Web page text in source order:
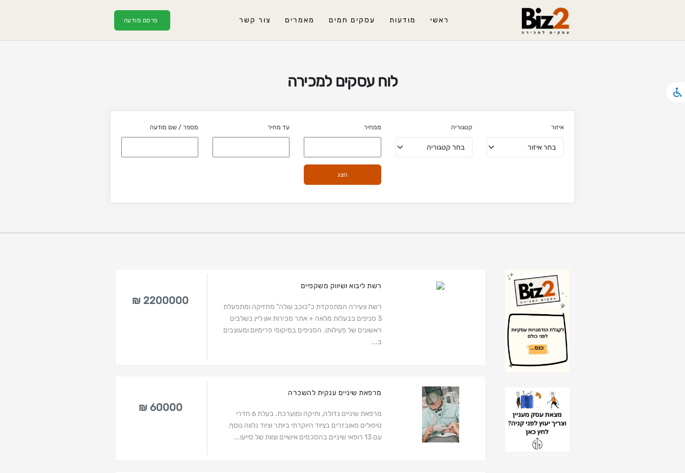
פרסם מודעה ראשי מודעות עסקים חמים מאמרים צור קשר
לוח עסקים למכירה
איזור קטגוריה ממחיר עד מחיר מספר / שם מודעה
הצג
רשת ליבוא ושיווק משקפיים
רשת צעירה המתפקדת כ"כוכב עולה" מחזיקה ומתפעלת
3 סניפים בבעלות מלאה + אתר מכירות און ליין בשלבים
ראשונים של פעילותו. הסניפים במיקומי פרימיום ומעוצבים
ב...
2200000 ₪
מרפאת שיניים ענקית להשכרה
מרפאת שיניים גדולה, ותיקה ומוערכת. בעלת 6 חדרי
טיפולים מאובזרים בציוד היוקרתי ביותר וציוד נלווה נוסף,
עם 13 רופאי שיניים בהסכמים אישיים וצוות של סייעו...
60000 ₪